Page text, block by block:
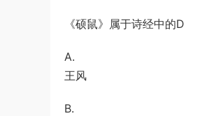
《硕鼠》属于诗经中的D
A.
王风
B.